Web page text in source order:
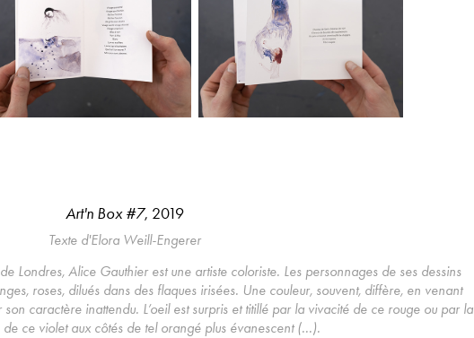
Art'n Box #7, 2019
Texte d'Elora Weill-Engerer
Londres, Alice Gauthier est une artiste coloriste. Les personnages de ses dessins
roses, dilués dans des flaques irisées. Une couleur, souvent, diffère, en venant
caractère inattendu. L’oeil est surpris et titillé par la vivacité de ce rouge ou par la
ce violet aux côtés de tel orangé plus évanescent (...).